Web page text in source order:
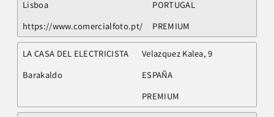
Lisboa
PORTUGAL
https://www.comercialfoto.pt/
PREMIUM
LA CASA DEL ELECTRICISTA
Velazquez Kalea, 9
Barakaldo
ESPAÑA
PREMIUM